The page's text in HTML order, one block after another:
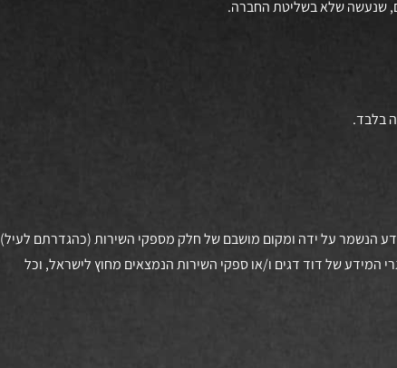
בלבד.
הנשמר על ידה ומקום מושבם של חלק מספקי השירות (כהגדרתם לעיל)
המידע של דוד דגים ו/או ספקי השירות הנמצאים מחוץ לישראל, וכל